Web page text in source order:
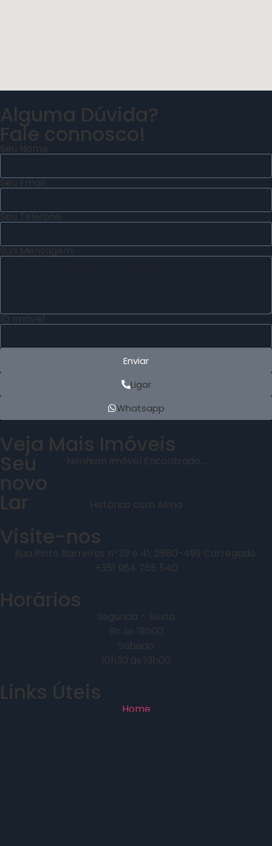
Alguma Dúvida?
Fale connosco!
Seu Nome
Seu Email
Seu Telefone
Sua Mensagem
ID Imóvel
Enviar
Ligar
Whatsapp
Veja Mais Imóveis
Seu
novo
Lar
Nenhum Imóvel Encontrado...
Histórias com Alma
Visite-nos
Rua Pinto Barreiros nº39 e 41, 2580-499 Carregado.
+351 964 765 540
Horários
Segunda – Sexta
9h às 19h00
Sábado
10h30 às 13h00
Links Úteis
Home